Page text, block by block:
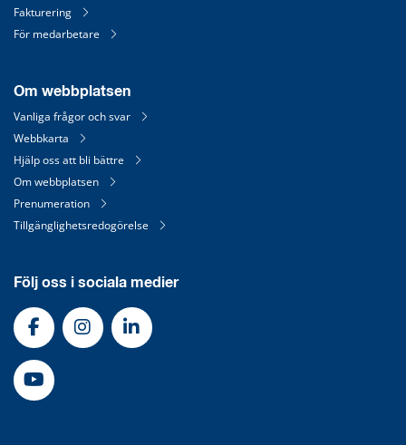
Fakturering
För medarbetare
Om webbplatsen
Vanliga frågor och svar
Webbkarta
Hjälp oss att bli bättre
Om webbplatsen
Prenumeration
Tillgänglighetsredogörelse
Följ oss i sociala medier